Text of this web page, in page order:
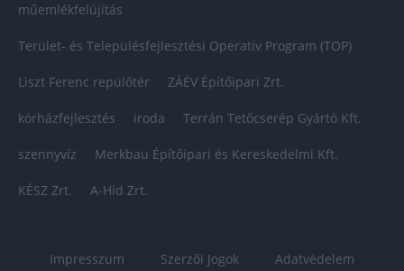
műemlékfelújítás
Terület- és Településfejlesztési Operatív Program (TOP)
Liszt Ferenc repülőtér ZÁÉV Építőipari Zrt.
kórházfejlesztés iroda Terrán Tetőcserép Gyártó Kft.
szennyvíz Merkbau Építőipari és Kereskedelmi Kft.
KÉSZ Zrt. A-Híd Zrt.
Impresszum Szerzői Jogok
Adatvédelem